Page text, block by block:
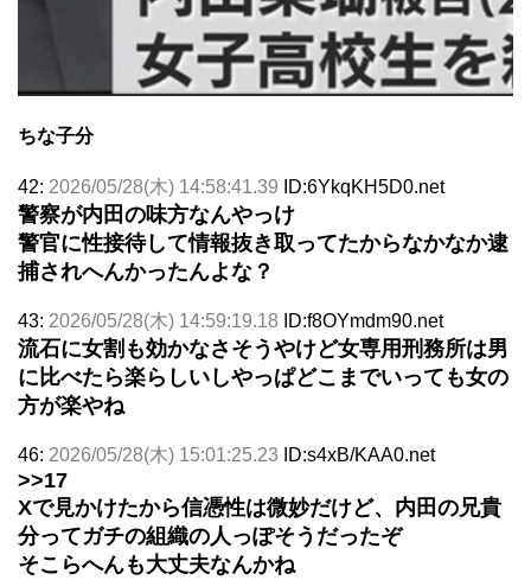
ちな子分
42: 2026/05/28(木) 14:58:41.39 ID:6YkqKH5D0.net
警察が内田の味方なんやっけ
警官に性接待して情報抜き取ってたからなかなか逮
捕されへんかったんよな？
43: 2026/05/28(木) 14:59:19.18 ID:f8OYmdm90.net
流石に女割も効かなさそうやけど女専用刑務所は男
に比べたら楽らしいしやっぱどこまでいっても女の
方が楽やね
46: 2026/05/28(木) 15:01:25.23 ID:s4xB/KAA0.net
>>17
Xで見かけたから信憑性は微妙だけど、内田の兄貴
分ってガチの組織の人っぽそうだったぞ
そこらへんも大丈夫なんかね